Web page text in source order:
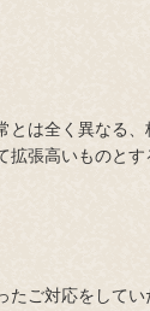
は全く異なる
張高いものと
たご対応をして